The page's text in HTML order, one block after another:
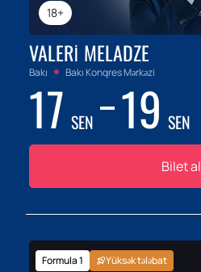
18+
VALERI MELADZE
Bakı Bakı Konqres Mərkəzi
17 SEN 19 SEN
Bilet al
Formula 1 Yüksək tələbat